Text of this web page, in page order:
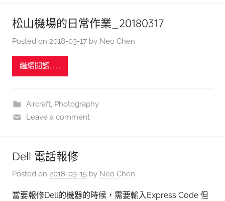
松山機場的日常作業_20180317
Posted on 2018-03-17 by Neo Chen
繼續閱讀.......
Aircraft, Photography
Leave a comment
Dell 電話報修
Posted on 2018-03-15 by Neo Chen
當要報修Dell的機器的時候，需要輸入Express Code 但